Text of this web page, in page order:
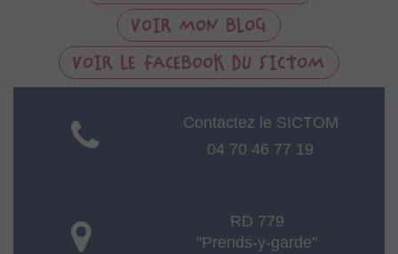
VOIR MON BLOG
VOIR LE FACEBOOK DU SICTOM
Contactez le SICTOM
04 70 46 77 19
RD 779
"Prends-y-garde"